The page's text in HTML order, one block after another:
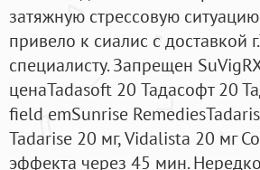
затяжную стрессовую
привело к сиалис с доставкой
специалисту. Запрещен
ценаTadasoft 20 Тадасофт 20
field emSunrise
Tadarise 20 мг, Vidalista 20 мг
эффекта через 45 мин.